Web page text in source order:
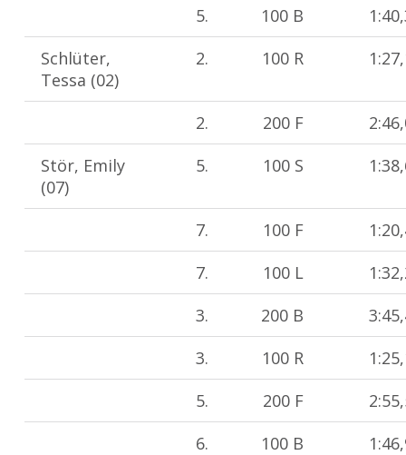
5.
100 B
Schlüter,
Tessa (02)
2. 100 R
2. 200 F
Stör, Emily
(07)
5. 100 S
7. 100 F
7.
100 L
3.
200 B
3.
100 R
5.
200 F
6.
100 B